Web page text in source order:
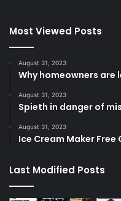
Most Viewed Posts
August 31, 2023
Why homeowners
August 31, 2023
Spieth in danger of
August 31, 2023
Ice Cream Maker
Last Modified Posts